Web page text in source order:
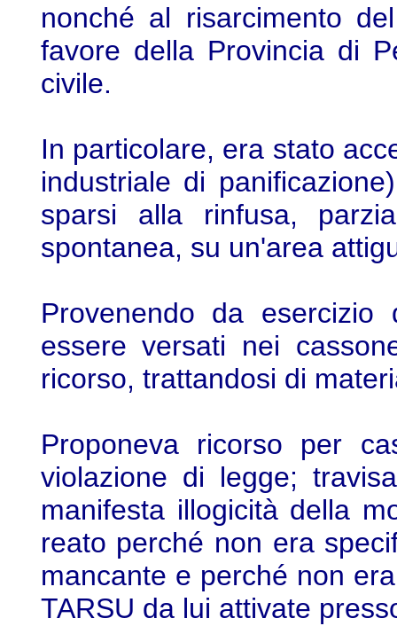
nonché al risarcimento
favore della Provincia di
civile.
In particolare, era stato
industriale di
sparsi alla rinfusa,
spontanea, su un'area
Provenendo da
essere versati nei
ricorso, trattandosi di
Proponeva ricorso per
violazione di legge;
manifesta illogicità della
reato perché non era
mancante e perché non
TARSU da lui attivate